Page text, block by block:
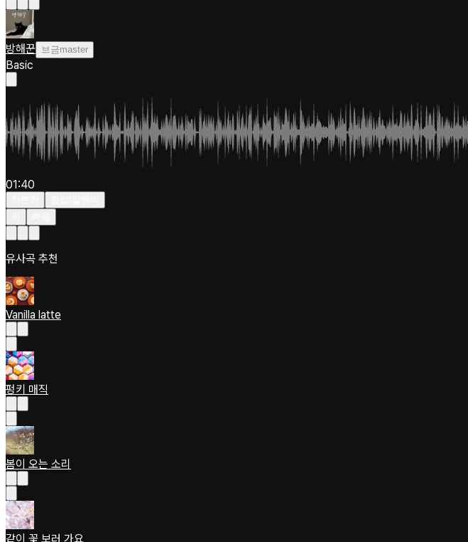
방해꾼 브금master
Basic
01:40
유사곡 추천
Vanilla latte
펑키 매직
봄이 오는 소리
같이 꽃 보러 가요